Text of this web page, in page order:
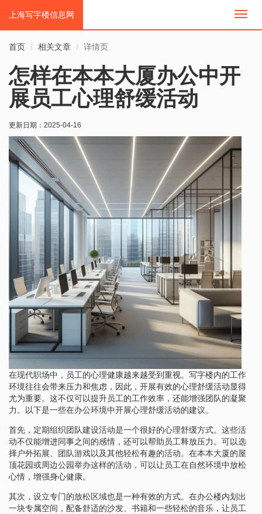
切
上海写字楼信息网
首页 相关文章 详情页
怎样在本本大厦办公中开
展员工心理舒缓活动
更新日期： 2025-04-16
在现代职场中，员工的心理健康越来越受到重视。写字楼内的工作
环境往往会带来压力和焦虑，因此，开展有效的心理舒缓活动显得
尤为重要。这不仅可以提升员工的工作效率，还能增强团队的凝聚
力。以下是一些在办公环境中开展心理舒缓活动的建议。
首先，定期组织团队建设活动是一个很好的心理舒缓方式。这些活
动不仅能增进同事之间的感情，还可以帮助员工释放压力。可以选
择户外拓展、团队游戏以及其他轻松有趣的活动。在本本大厦的屋
顶花园或周边公园举办这样的活动，可以让员工在自然环境中放松
心情，增强身心健康。
其次，设立专门的放松区域也是一种有效的方式。在办公楼内划出
一块专属空间，配备舒适的沙发、书籍和一些轻松的音乐，让员工